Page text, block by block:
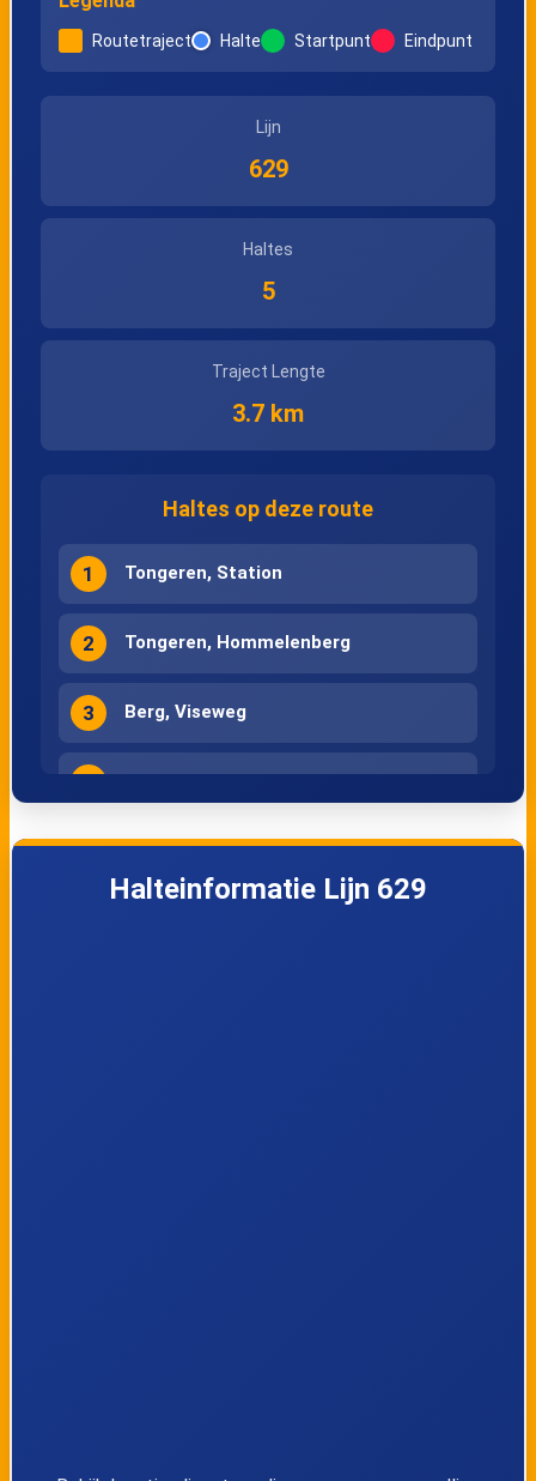
Routetraject Halte Startpunt Eindpunt
Lijn
629
Haltes
5
Traject Lengte
3.7 km
Haltes op deze route
1 Tongeren, Station
2 Tongeren, Hommelenberg
3 Berg, Viseweg
4 Tongeren, Ketsingen
5 Tongeren, Bewel
Halteinformatie Lijn 629